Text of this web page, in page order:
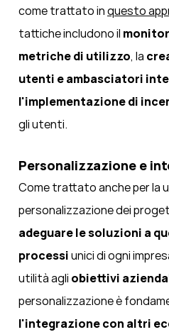
come trattato inquesto
tattiche includono il
metriche di utilizzo, la
utenti e ambasciatori
l'implementazione di
gli utenti.
Personalizzazione e
Come trattato anche per la
personalizzazione dei
adeguare le soluzioni a
processiunici di ogni
utilità agli obiettivi
personalizzazione è
l'integrazione con altri